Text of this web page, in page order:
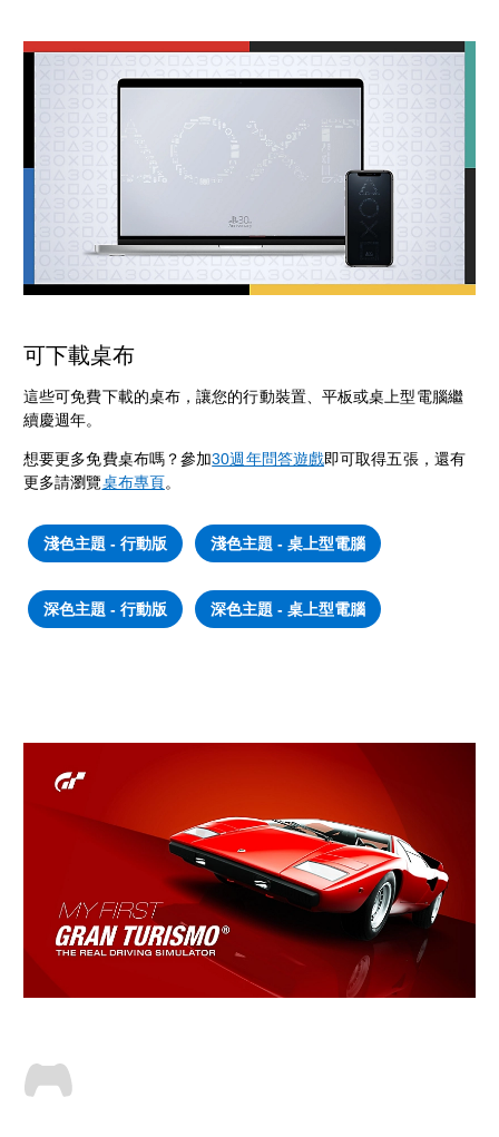
可下載桌布
這些可免費下載的桌布，讓您的行動裝置、平板或桌上型電腦繼
續慶週年。
想要更多免費桌布嗎？參加30週年問答遊戲即可取得五張，還有
更多請瀏覽桌布專頁。
淺色主題 - 行動版 淺色主題 - 桌上型電腦
深色主題 - 行動版 深色主題 - 桌上型電腦